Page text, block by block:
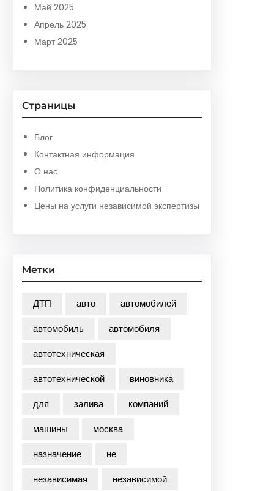
Май 2025
Апрель 2025
Март 2025
Страницы
Блог
Контактная информация
О нас
Политика конфиденциальности
Цены на услуги независимой экспертизы
Метки
ДТП авто
автомобилей
автомобиль
автомобиля
автотехническая
автотехнической
виновника
для
залива
компаний
машины
москва
назначение
не
независимая
независимой